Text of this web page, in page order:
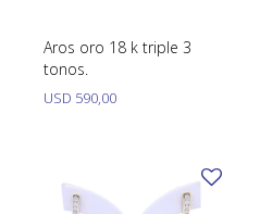
Aros oro 18 k triple 3
tonos.
USD 590,00